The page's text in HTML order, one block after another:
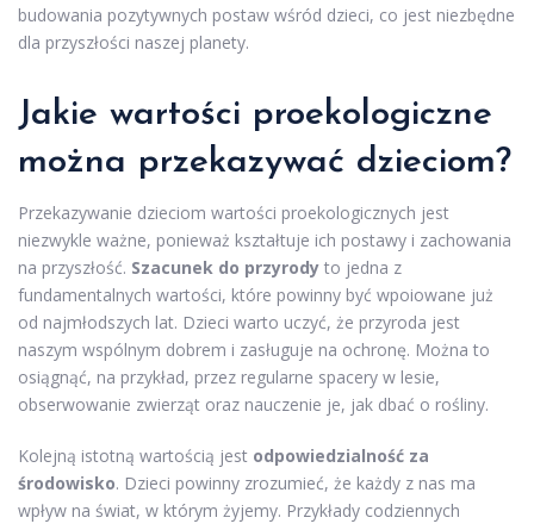
budowania pozytywnych postaw wśród dzieci, co jest niezbędne
dla przyszłości naszej planety.
Jakie wartości proekologiczne
można przekazywać dzieciom?
Przekazywanie dzieciom wartości proekologicznych jest
niezwykle ważne, ponieważ kształtuje ich postawy i zachowania
na przyszłość. Szacunek do przyrody to jedna z
fundamentalnych wartości, które powinny być wpoiowane już
od najmłodszych lat. Dzieci warto uczyć, że przyroda jest
naszym wspólnym dobrem i zasługuje na ochronę. Można to
osiągnąć, na przykład, przez regularne spacery w lesie,
obserwowanie zwierząt oraz nauczenie je, jak dbać o rośliny.
Kolejną istotną wartością jest odpowiedzialność za
środowisko. Dzieci powinny zrozumieć, że każdy z nas ma
wpływ na świat, w którym żyjemy. Przykłady codziennych